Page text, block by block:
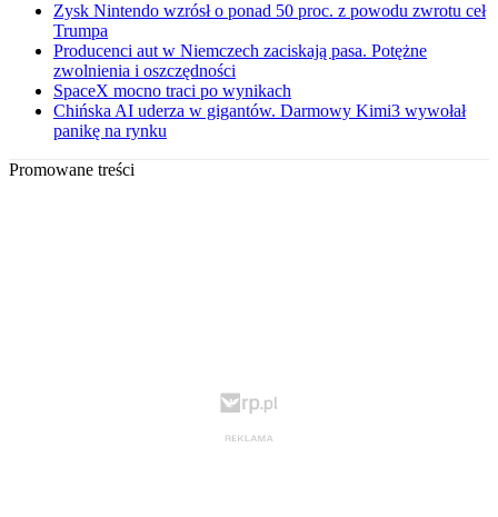
Zysk Nintendo wzrósł o ponad 50 proc. z powodu zwrotu ceł
Trumpa
Producenci aut w Niemczech zaciskają pasa. Potężne
zwolnienia i oszczędności
SpaceX mocno traci po wynikach
Chińska AI uderza w gigantów. Darmowy Kimi3 wywołał
panikę na rynku
Promowane treści